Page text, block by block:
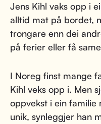
Jens Kihl vaks opp i
alltid mat på bordet,
trongare enn dei
på ferier eller få
I Noreg finst mange
Kihl veks opp i. Men
oppvekst i ein
unik, synleggjer han